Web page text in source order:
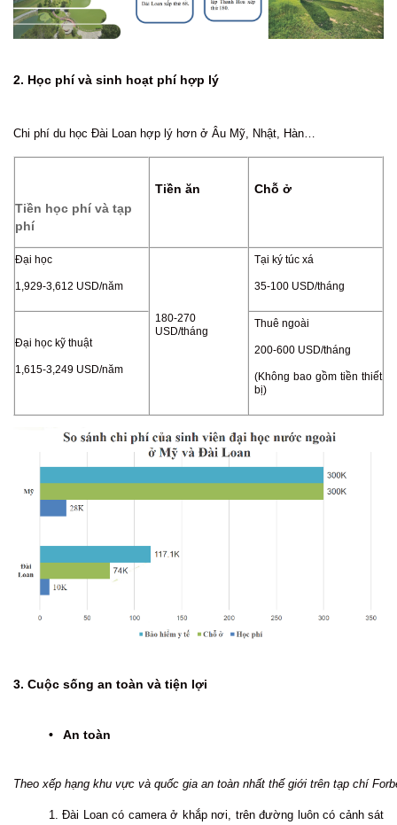
2. Học phí và sinh hoạt phí hợp lý
Chi phí du học Đài Loan hợp lý hơn ở Âu Mỹ, Nhật, Hàn…
Tiền học phí và tạp
phí
Tiền ăn Chỗ ở
Đại học
1,929-3,612 USD/năm
180-270
USD/tháng
Tại ký túc xá
35-100 USD/tháng
Đại học kỹ thuật
1,615-3,249 USD/năm
Thuê ngoài
200-600 USD/tháng
(Không bao gồm tiền thiết
bị)
3. Cuộc sống an toàn và tiện lợi
• An toàn
Theo xếp hạng khu vực và quốc gia an toàn nhất thế giới trên tạp chí
1. Đài Loan có camera ở khắp nơi, trên đường luôn có cảnh sát